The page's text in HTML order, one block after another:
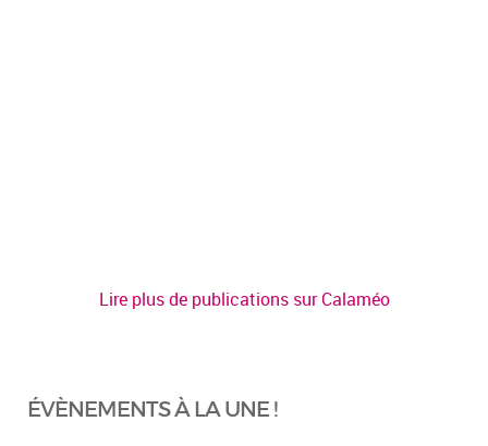
Lire plus de publications sur Calaméo
ÉVÈNEMENTS À LA UNE !